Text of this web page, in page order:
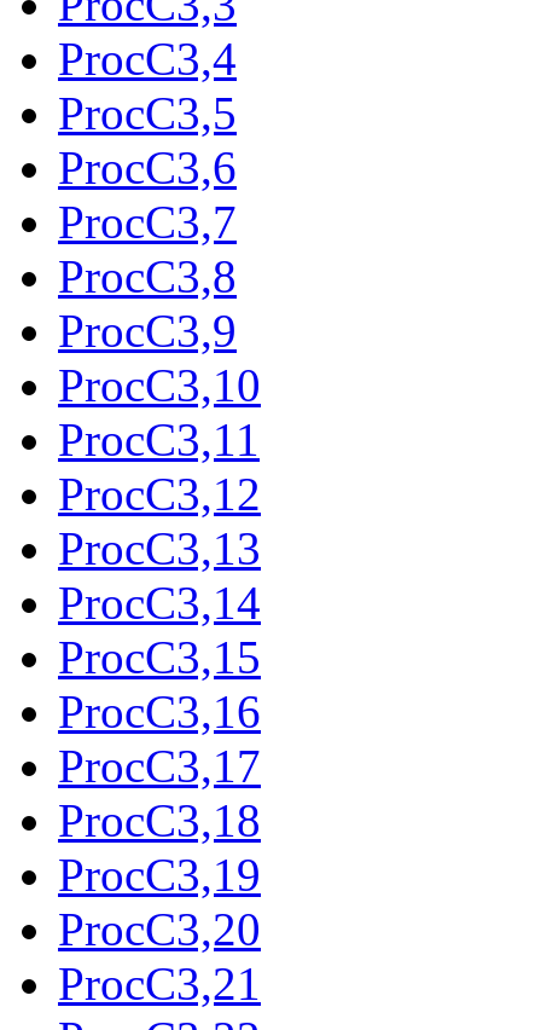
ProcC3,4
ProcC3,5
ProcC3,6
ProcC3,7
ProcC3,8
ProcC3,9
ProcC3,10
ProcC3,11
ProcC3,12
ProcC3,13
ProcC3,14
ProcC3,15
ProcC3,16
ProcC3,17
ProcC3,18
ProcC3,19
ProcC3,20
ProcC3,21